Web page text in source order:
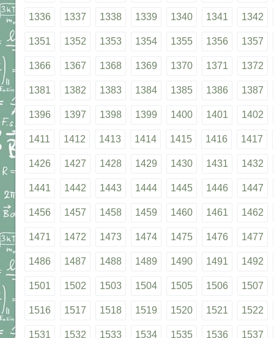
1336 1337 1338 1339 1340 1341 1342
1351 1352 1353 1354 1355 1356 1357
1366 1367 1368 1369 1370 1371 1372
1381 1382 1383 1384 1385 1386 1387
1396 1397 1398 1399 1400 1401 1402
1411 1412 1413 1414 1415 1416 1417
1426 1427 1428 1429 1430 1431 1432
1441 1442 1443 1444 1445 1446 1447
1456 1457 1458 1459 1460 1461 1462
1471 1472 1473 1474 1475 1476 1477
1486 1487 1488 1489 1490 1491 1492
1501 1502 1503 1504 1505 1506 1507
1516 1517 1518 1519 1520 1521 1522
1531 1532 1533 1534 1535 1536 1537